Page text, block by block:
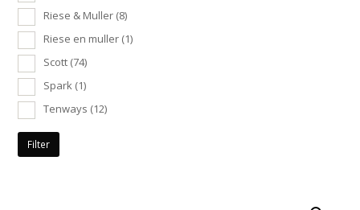
Riese & Muller (8)
Riese en muller (1)
Scott (74)
Spark (1)
Tenways (12)
Filter